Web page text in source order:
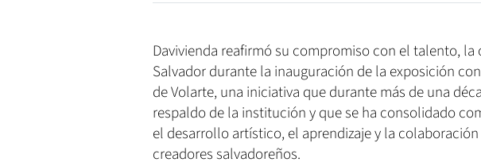
Davivienda reafirmó su compromiso con el talento,
Salvador durante la inauguración de la exposición
de Volarte, una iniciativa que durante más de una
respaldo de la institución y que se ha consolidado
el desarrollo artístico, el aprendizaje y la
creadores salvadoreños.